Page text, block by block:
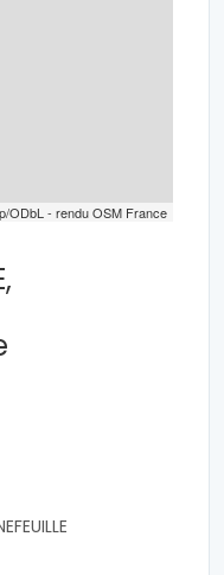
ODbL - rendu OSM France